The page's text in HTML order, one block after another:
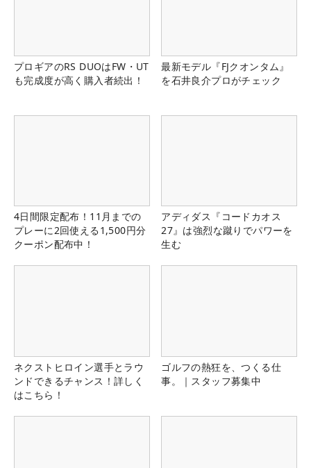
プロギアのRS DUOはFW・UT
も完成度が高く購入者続出！
最新モデル『FJクオンタム』
を石井良介プロがチェック
4日間限定配布！11月までの
プレーに2回使える1,500円分
クーポン配布中！
アディダス『コードカオス
27』は強烈な蹴りでパワーを
生む
ネクストヒロイン選手とラウ
ンドできるチャンス！詳しく
はこちら！
ゴルフの熱狂を、つくる仕
事。｜スタッフ募集中